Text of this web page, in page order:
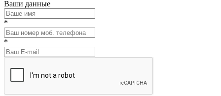
Ваши данные
*
*